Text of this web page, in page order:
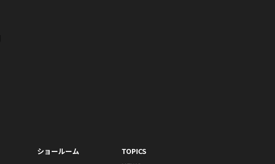
ショールーム
TOPICS